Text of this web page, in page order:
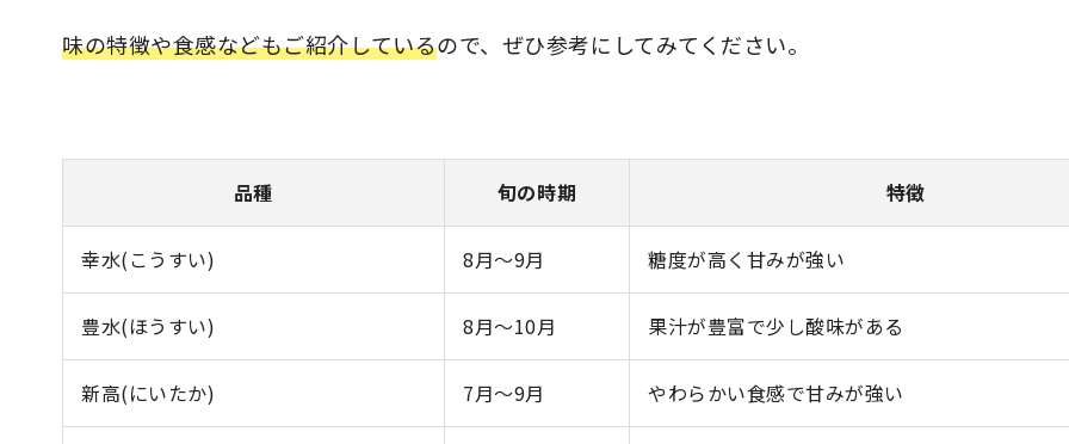
味の特徴や食感などもご紹介しているので、ぜひ参考にしてみてください。
品種 旬の時期 特徴
幸水(こうすい) 8月～9月 糖度が高く甘みが強い
豊水(ほうすい) 8月～10月 果汁が豊富で少し酸味がある
新高(にいたか) 7月～9月 やわらかい食感で甘みが強い